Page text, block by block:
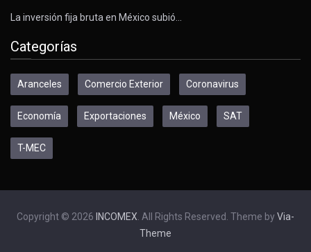
La inversión fija bruta en México subió…
Categorías
Aranceles Comercio Exterior Coronavirus
Economía Exportaciones México SAT
T-MEC
Copyright © 2026 INCOMEX . All Rights Reserved. Theme by Via-
Theme